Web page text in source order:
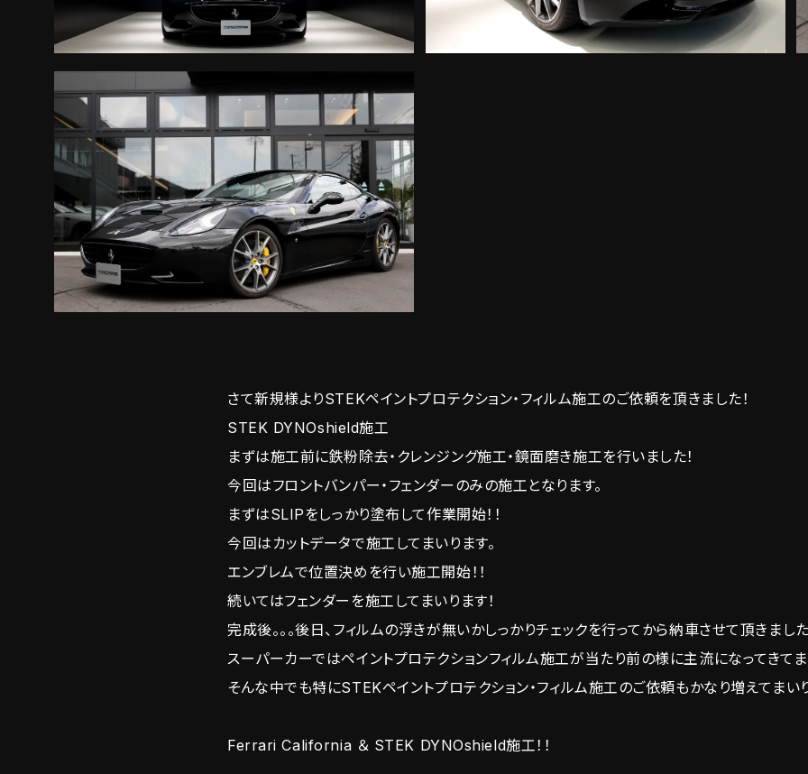
さて新規様よりSTEKペイントプロテクション・フィルム施工のご依頼を頂きました！
STEK DYNOshield施工
まずは施工前に鉄粉除去・クレンジング施工・鏡面磨き施工を行いました！
今回はフロントバンパー・フェンダーのみの施工となります。
まずはSLIPをしっかり塗布して作業開始！！
今回はカットデータで施工してまいります。
エンブレムで位置決めを行い施工開始！！
続いてはフェンダーを施工してまいります！
完成後。。。後日、フィルムの浮きが無いかしっかりチェックを行ってから納車させて頂きました
スーパーカーではペイントプロテクションフィルム施工が当たり前の様に主流になってきてま
そんな中でも特にSTEKペイントプロテクション・フィルム施工のご依頼もかなり増えてまい
Ferrari California ＆ STEK DYNOshield施工！！